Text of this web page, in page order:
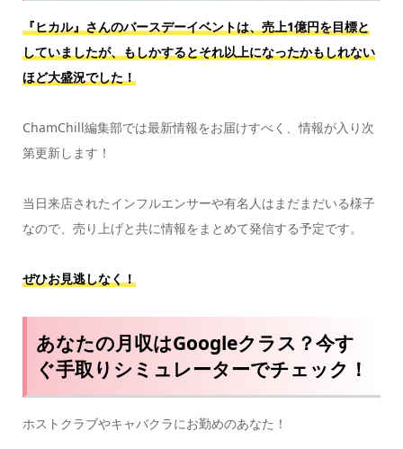
『ヒカル』さんのバースデーイベントは、売上1億円を目標と
していましたが、もしかするとそれ以上になったかもしれない
ほど大盛況でした！
ChamChill編集部では最新情報をお届けすべく、情報が入り次
第更新します！
当日来店されたインフルエンサーや有名人はまだまだいる様子
なので、売り上げと共に情報をまとめて発信する予定です。
ぜひお見逃しなく！
あなたの月収はGoogleクラス？今す
ぐ手取りシミュレーターでチェック！
ホストクラブやキャバクラにお勤めのあなた！